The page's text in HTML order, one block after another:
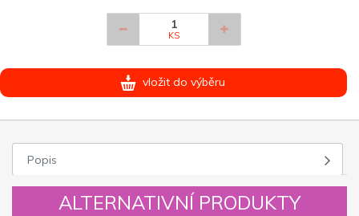
KS
vložit do výběru
Popis
ALTERNATIVNÍ PRODUKTY